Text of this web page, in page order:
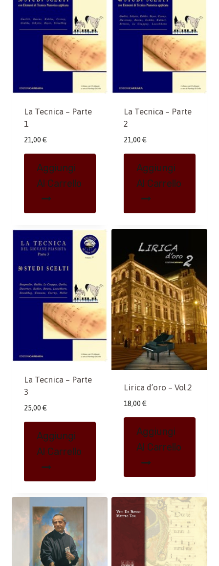
La Tecnica – Parte
1
21,00 €
Aggiungi
Al Carrello
La Tecnica – Parte
2
21,00 €
Aggiungi
Al Carrello
La Tecnica – Parte
3
25,00 €
Aggiungi
Al Carrello
Lirica d’oro – Vol.2
18,00 €
Aggiungi
Al Carrello